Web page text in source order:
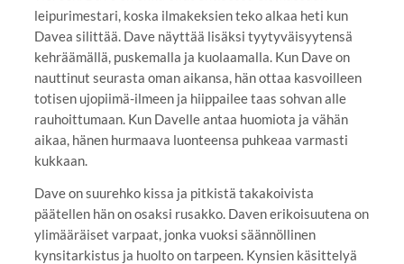
leipurimestari, koska ilmakeksien teko alkaa heti kun
Davea silittää. Dave näyttää lisäksi tyytyväisyytensä
kehräämällä, puskemalla ja kuolaamalla. Kun Dave on
nauttinut seurasta oman aikansa, hän ottaa kasvoilleen
totisen ujopiimä-ilmeen ja hiippailee taas sohvan alle
rauhoittumaan. Kun Davelle antaa huomiota ja vähän
aikaa, hänen hurmaava luonteensa puhkeaa varmasti
kukkaan.
Dave on suurehko kissa ja pitkistä takakoivista
päätellen hän on osaksi rusakko. Daven erikoisuutena on
ylimääräiset varpaat, jonka vuoksi säännöllinen
kynsitarkistus ja huolto on tarpeen. Kynsien käsittelyä